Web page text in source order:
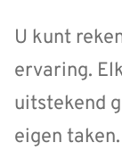
U kunt
ervaring.
uitstekend
eigen taken.